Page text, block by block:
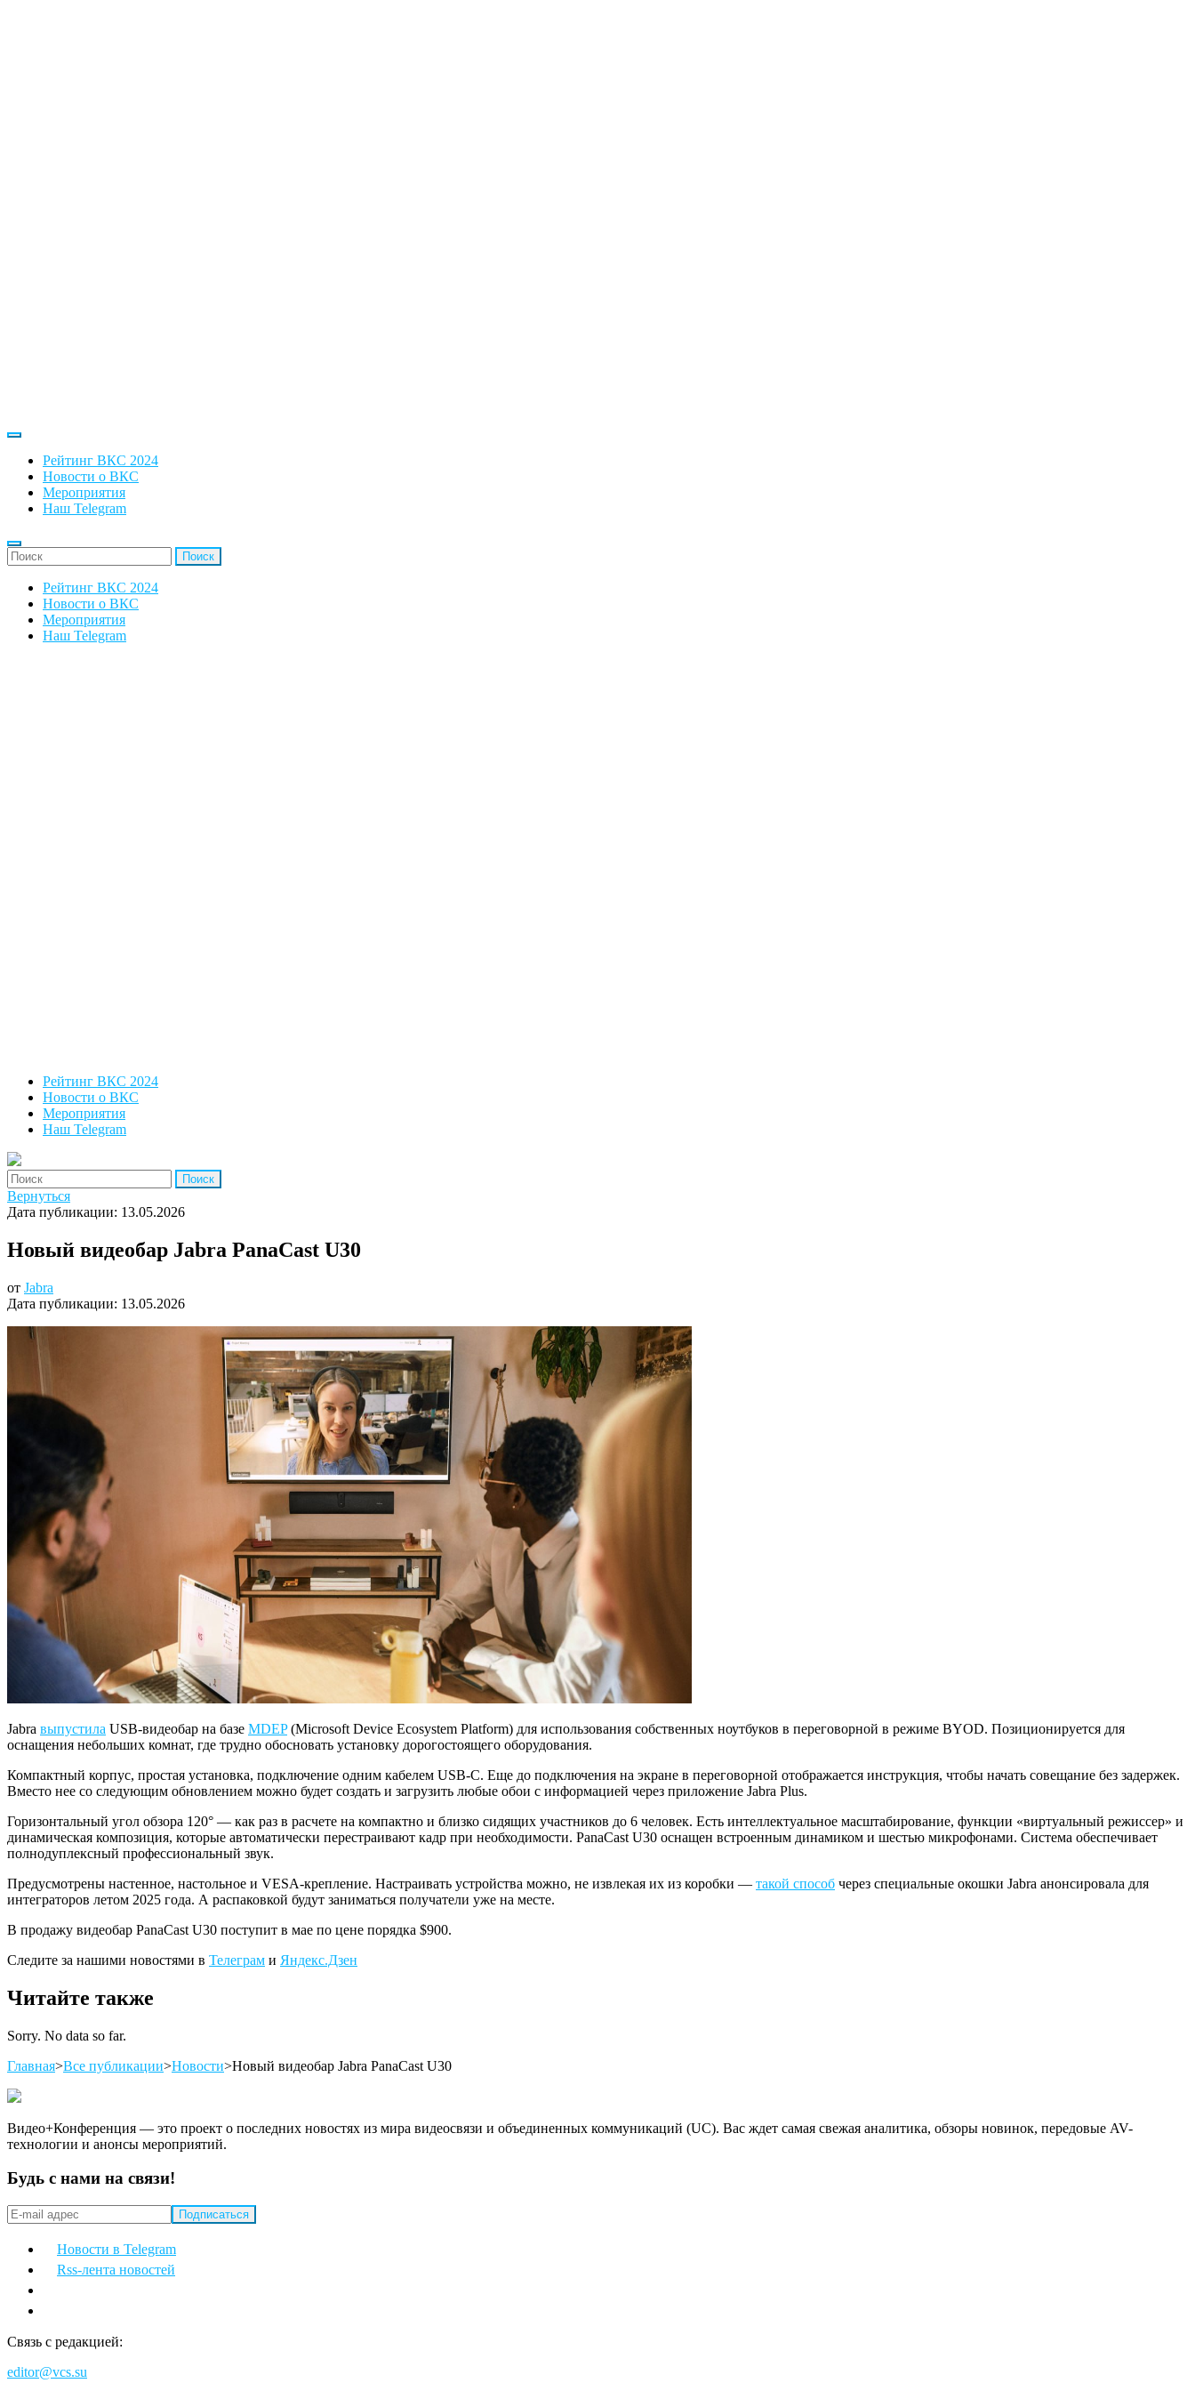
Рейтинг ВКС 2024
Новости о ВКС
Мероприятия
Наш Telegram
'Найти:
Рейтинг ВКС 2024
Новости о ВКС
Мероприятия
Наш Telegram
Рейтинг ВКС 2024
Новости о ВКС
Мероприятия
Наш Telegram
'Найти:
Вернуться
Дата публикации: 13.05.2026
Новый видеобар Jabra PanaCast U30
от Jabra
Дата публикации: 13.05.2026
Jabra выпустила USB-видеобар на базе MDEP(Microsoft Device Ecosystem Platform) для использования собственных ноутбуков в переговорной в режиме BYOD. Позиционируется для
оснащения небольших комнат, где трудно обосновать установку дорогостоящего оборудования.
Компактный корпус, простая установка, подключение одним кабелем USB-C. Еще до подключения на экране в переговорной отображается инструкция, чтобы начать совещание без задержек.
Вместо нее со следующим обновлением можно будет создать и загрузить любые обои с информацией через приложение Jabra Plus.
Горизонтальный угол обзора 120° — как раз в расчете на компактно и близко сидящих участников до 6 человек. Есть интеллектуальное масштабирование, функции «виртуальный режиссер» и
динамическая композиция, которые автоматически перестраивают кадр при необходимости. PanaCast U30 оснащен встроенным динамиком и шестью микрофонами. Система обеспечивает
полнодуплексный профессиональный звук.
Предусмотрены настенное, настольное и VESA-крепление. Настраивать устройства можно, не извлекая их из коробки — такой способ через специальные окошки Jabra анонсировала для
интеграторов летом 2025 года. А распаковкой будут заниматься получатели уже на месте.
В продажу видеобар PanaCast U30 поступит в мае по цене порядка $900.
Следите за нашими новостями в Телеграм и Яндекс.Дзен
Читайте также
Sorry. No data so far.
Главная>Все публикации>Новости>Новый видеобар Jabra PanaCast U30
Видео+Конференция — это проект о последних новостях из мира видеосвязи и объединенных коммуникаций (UC). Вас ждет самая свежая аналитика, обзоры новинок, передовые AV-
технологии и анонсы мероприятий.
Будь с нами на связи!
Новости в Telegram
Rss-лента новостей
Связь с редакцией:
editor@vcs.su